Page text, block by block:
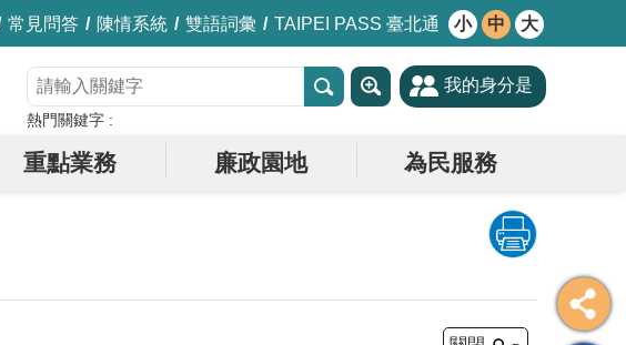
常見問答 陳情系統 雙語詞彙 TAIPEI PASS 臺北通 小 中 大
熱門關鍵字
我的身分是
重點業務 廉政園地 為民服務